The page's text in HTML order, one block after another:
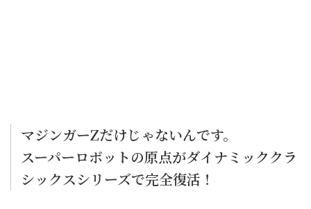
マジンガーZだけじゃないんです。
スーパーロボットの原点がダイナミッククラ
シックスシリーズで完全復活！